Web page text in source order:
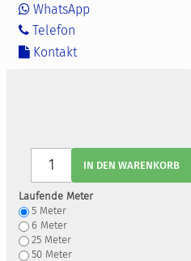
WhatsApp
Telefon
Kontakt
IN DEN WARENKORB
Laufende Meter
5 Meter
6 Meter
25 Meter
50 Meter